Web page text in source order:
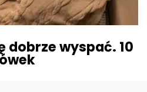
dobrze wyspać. 10